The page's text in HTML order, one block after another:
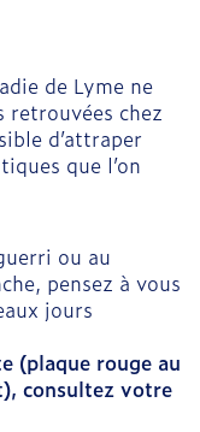
de Lyme ne
retrouvées chez
d’attraper
que l’on
ou au
pensez à vous
jours
(plaque rouge au
consultez votre